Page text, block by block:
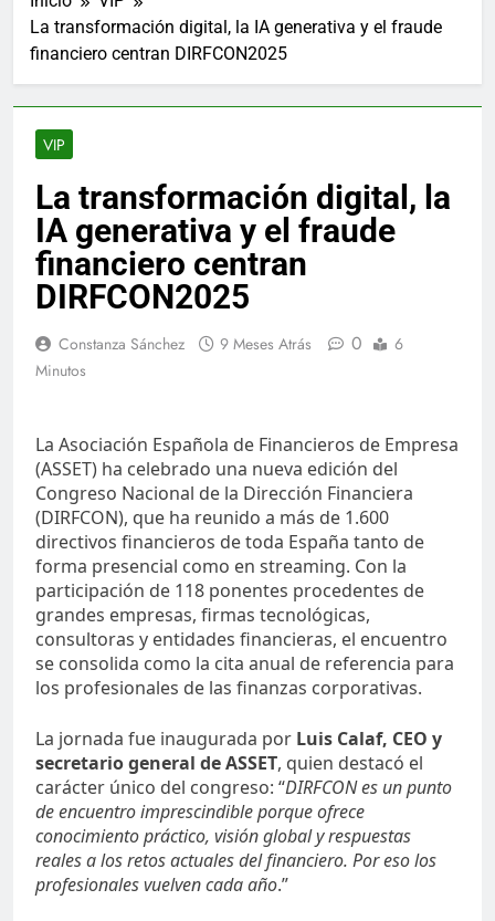
La transformación digital, la IA generativa y el fraude
financiero centran DIRFCON2025
VIP
La transformación digital, la
IA generativa y el fraude
financiero centran
DIRFCON2025
Constanza Sánchez 9 Meses Atrás 0
6
Minutos
La Asociación Española de Financieros de Empresa
(ASSET) ha celebrado una nueva edición del
Congreso Nacional de la Dirección Financiera
(DIRFCON), que ha reunido a más de 1.600
directivos financieros de toda España tanto de
forma presencial como en streaming. Con la
participación de 118 ponentes procedentes de
grandes empresas, firmas tecnológicas,
consultoras y entidades financieras, el encuentro
se consolida como la cita anual de referencia para
los profesionales de las finanzas corporativas.
La jornada fue inaugurada por Luis Calaf, CEO y
secretario general de ASSET, quien destacó el
carácter único del congreso: “DIRFCON es un punto
de encuentro imprescindible porque ofrece
conocimiento práctico, visión global y respuestas
reales a los retos actuales del financiero. Por eso los
profesionales vuelven cada año.”